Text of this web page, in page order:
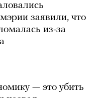
заявили, что
из-за
— это убить